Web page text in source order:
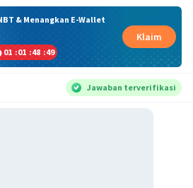
& Menangkan E-Wallet
01 :01 :48 :49
Klaim
Jawaban terverifikasi